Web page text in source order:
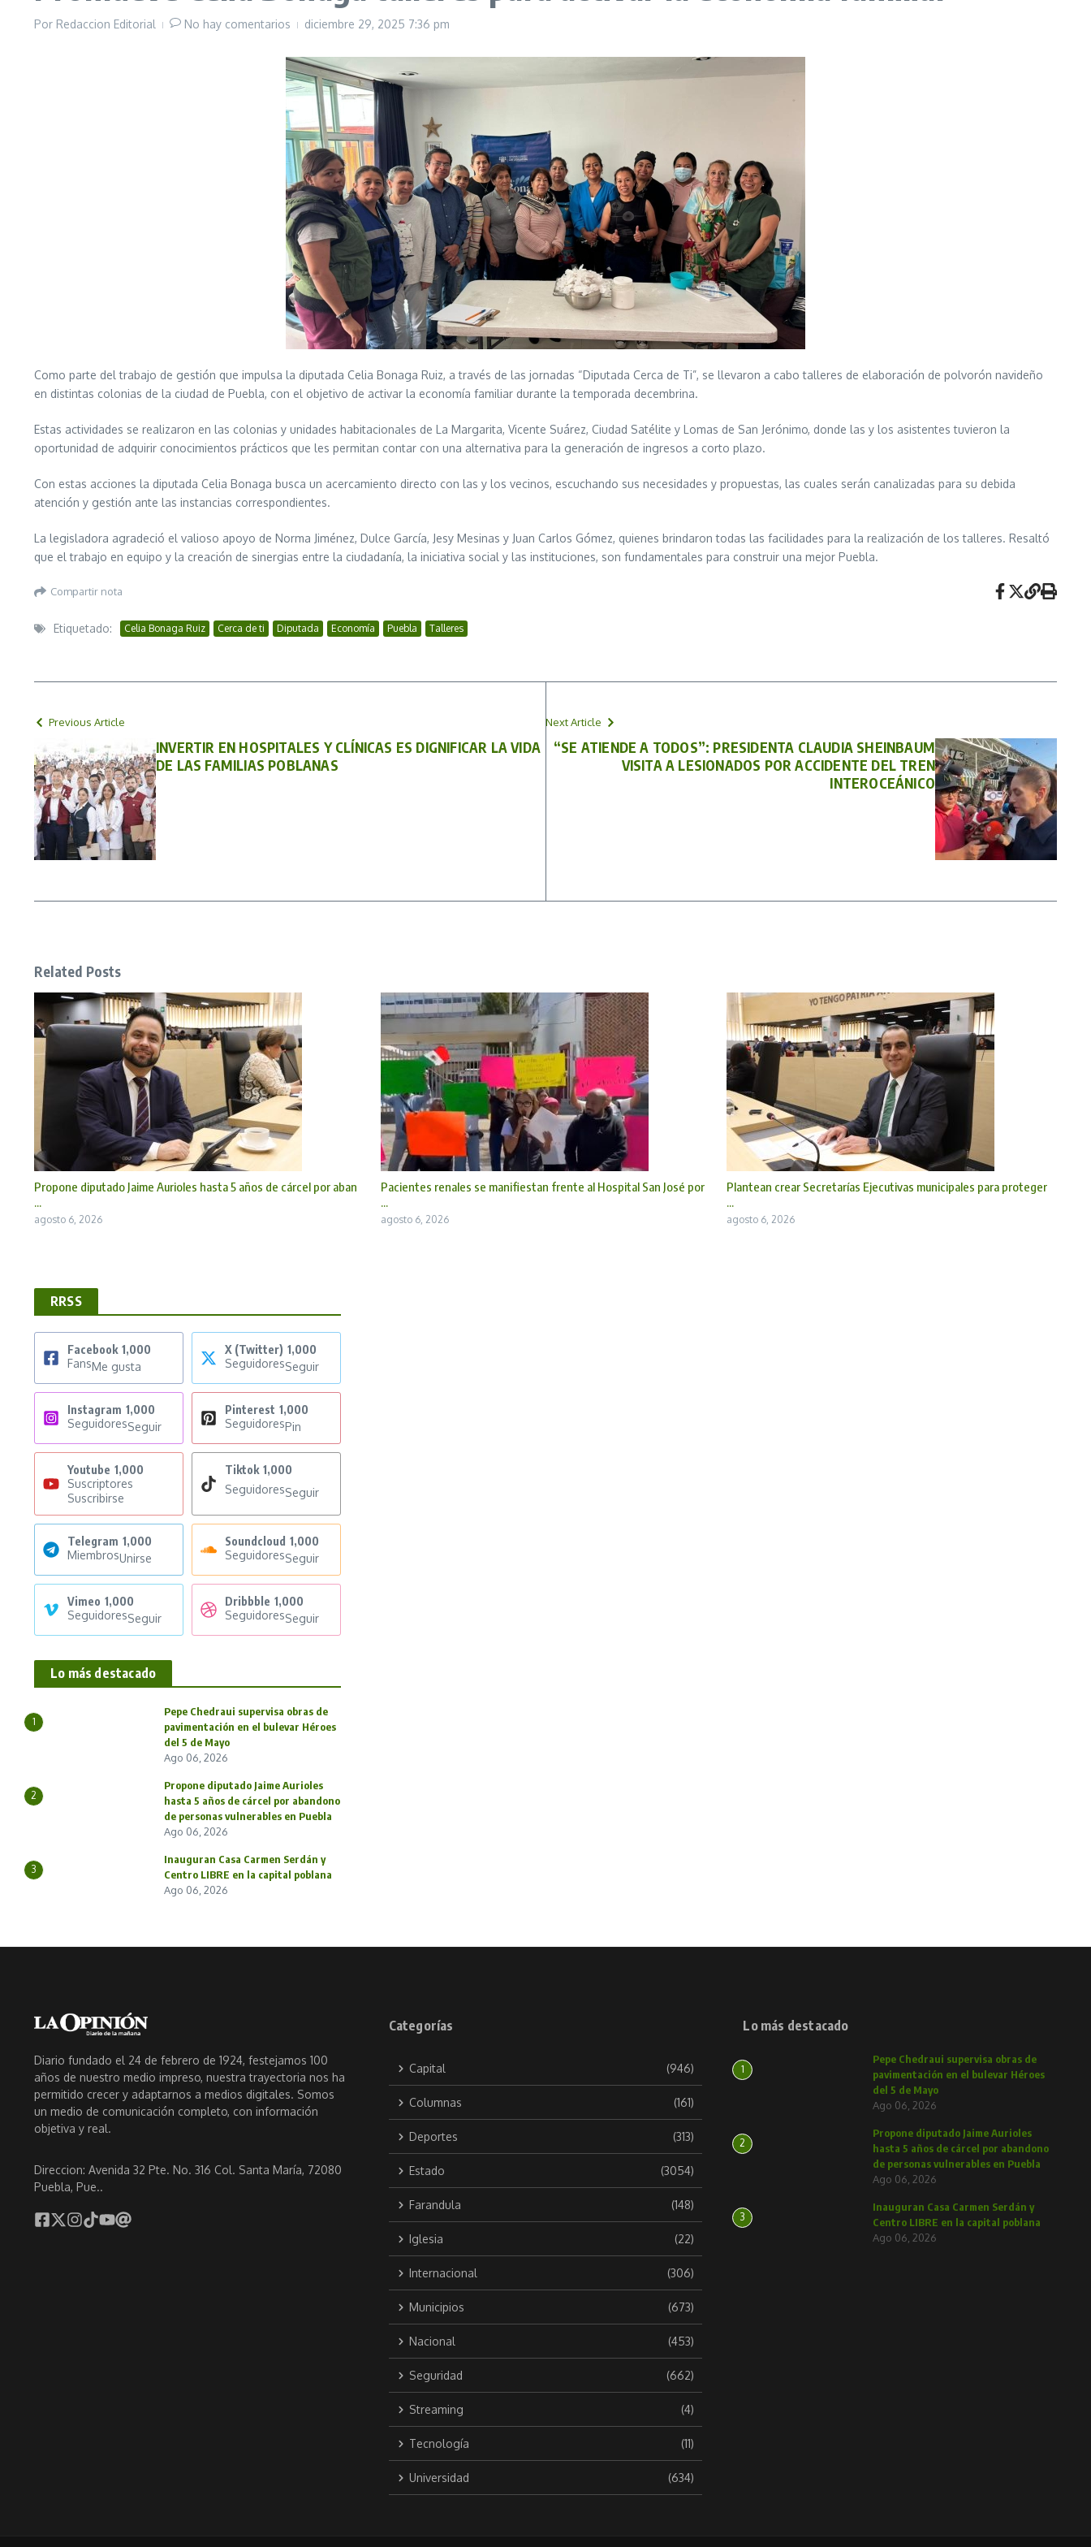
Por Redaccion Editorial No hay comentarios diciembre 29, 2025 7:36 pm
Como parte del trabajo de gestión que impulsa la diputada Celia Bonaga Ruiz, a través de las jornadas “Diputada Cerca de Ti”, se llevaron a cabo talleres de elaboración de polvorón navideño
en distintas colonias de la ciudad de Puebla, con el objetivo de activar la economía familiar durante la temporada decembrina.
Estas actividades se realizaron en las colonias y unidades habitacionales de La Margarita, Vicente Suárez, Ciudad Satélite y Lomas de San Jerónimo, donde las y los asistentes tuvieron la
oportunidad de adquirir conocimientos prácticos que les permitan contar con una alternativa para la generación de ingresos a corto plazo.
Con estas acciones la diputada Celia Bonaga busca un acercamiento directo con las y los vecinos, escuchando sus necesidades y propuestas, las cuales serán canalizadas para su debida
atención y gestión ante las instancias correspondientes.
La legisladora agradeció el valioso apoyo de Norma Jiménez, Dulce García, Jesy Mesinas y Juan Carlos Gómez, quienes brindaron todas las facilidades para la realización de los talleres. Resaltó
que el trabajo en equipo y la creación de sinergias entre la ciudadanía, la iniciativa social y las instituciones, son fundamentales para construir una mejor Puebla.
Compartir nota
Etiquetado: Celia Bonaga Ruiz Cerca de ti Diputada Economía Puebla Talleres
Previous Article
INVERTIR EN HOSPITALES Y CLÍNICAS ES DIGNIFICAR LA VIDA
DE LAS FAMILIAS POBLANAS
Next Article
“SE ATIENDE A TODOS”: PRESIDENTA CLAUDIA SHEINBAUM
VISITA A LESIONADOS POR ACCIDENTE DEL TREN
INTEROCEÁNICO
Related Posts
Propone diputado Jaime Aurioles hasta 5 años de cárcel por aban
...
agosto 6, 2026
Pacientes renales se manifiestan frente al Hospital San José por
...
agosto 6, 2026
Plantean crear Secretarías Ejecutivas municipales para proteger
...
agosto 6, 2026
RRSS
Facebook 1,000
FansMe gusta
X (Twitter) 1,000
SeguidoresSeguir
Instagram 1,000
SeguidoresSeguir
Pinterest 1,000
SeguidoresPin
Youtube 1,000
Suscriptores
Suscribirse
Tiktok 1,000
SeguidoresSeguir
Telegram 1,000
MiembrosUnirse
Soundcloud 1,000
SeguidoresSeguir
Vimeo 1,000
SeguidoresSeguir
Dribbble 1,000
SeguidoresSeguir
Lo más destacado
1
Pepe Chedraui supervisa obras de
pavimentación en el bulevar Héroes
del 5 de Mayo
Ago 06, 2026
2
Propone diputado Jaime Aurioles
hasta 5 años de cárcel por abandono
de personas vulnerables en Puebla
Ago 06, 2026
3
Inauguran Casa Carmen Serdán y
Centro LIBRE en la capital poblana
Ago 06, 2026
Diario fundado el 24 de febrero de 1924, festejamos 100
años de nuestro medio impreso, nuestra trayectoria nos ha
permitido crecer y adaptarnos a medios digitales. Somos
un medio de comunicación completo, con información
objetiva y real.
Direccion: Avenida 32 Pte. No. 316 Col. Santa María, 72080
Puebla, Pue..
Categorías
Capital (946)
Columnas (161)
Deportes (313)
Estado (3054)
Farandula (148)
Iglesia (22)
Internacional (306)
Municipios (673)
Nacional (453)
Seguridad (662)
Streaming (4)
Tecnología (11)
Universidad (634)
Lo más destacado
1
Pepe Chedraui supervisa obras de
pavimentación en el bulevar Héroes
del 5 de Mayo
Ago 06, 2026
2
Propone diputado Jaime Aurioles
hasta 5 años de cárcel por abandono
de personas vulnerables en Puebla
Ago 06, 2026
3
Inauguran Casa Carmen Serdán y
Centro LIBRE en la capital poblana
Ago 06, 2026